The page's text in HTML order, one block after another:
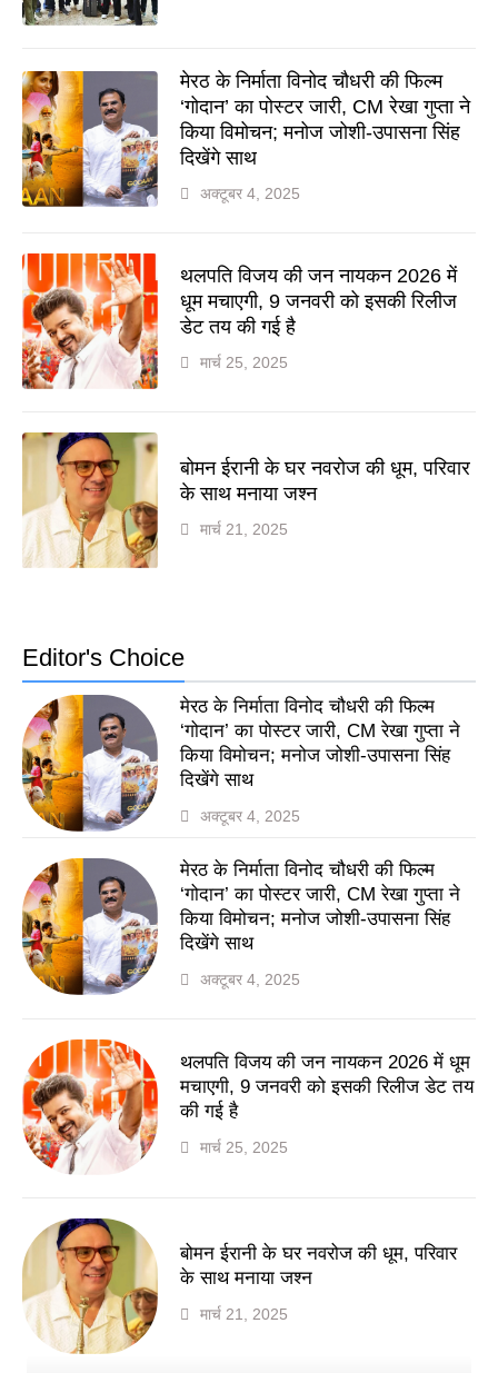
मेरठ के निर्माता विनोद चौधरी की फिल्म
‘गोदान’ का पोस्टर जारी, CM रेखा गुप्ता ने
किया विमोचन; मनोज जोशी-उपासना सिंह
दिखेंगे साथ
अक्टूबर 4, 2025
थलपति विजय की जन नायकन 2026 में
धूम मचाएगी, 9 जनवरी को इसकी रिलीज
डेट तय की गई है
मार्च 25, 2025
बोमन ईरानी के घर नवरोज की धूम, परिवार
के साथ मनाया जश्न
मार्च 21, 2025
Editor's Choice
मेरठ के निर्माता विनोद चौधरी की फिल्म
‘गोदान’ का पोस्टर जारी, CM रेखा गुप्ता ने
किया विमोचन; मनोज जोशी-उपासना सिंह
दिखेंगे साथ
अक्टूबर 4, 2025
मेरठ के निर्माता विनोद चौधरी की फिल्म
‘गोदान’ का पोस्टर जारी, CM रेखा गुप्ता ने
किया विमोचन; मनोज जोशी-उपासना सिंह
दिखेंगे साथ
अक्टूबर 4, 2025
थलपति विजय की जन नायकन 2026 में धूम
मचाएगी, 9 जनवरी को इसकी रिलीज डेट तय
की गई है
मार्च 25, 2025
बोमन ईरानी के घर नवरोज की धूम, परिवार
के साथ मनाया जश्न
मार्च 21, 2025